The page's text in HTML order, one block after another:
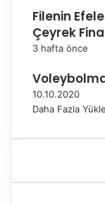
l
i
o
r
u
.
Filenin
Çeyrek
3 hafta önce
10.10.2020
Daha Fazla Yükle